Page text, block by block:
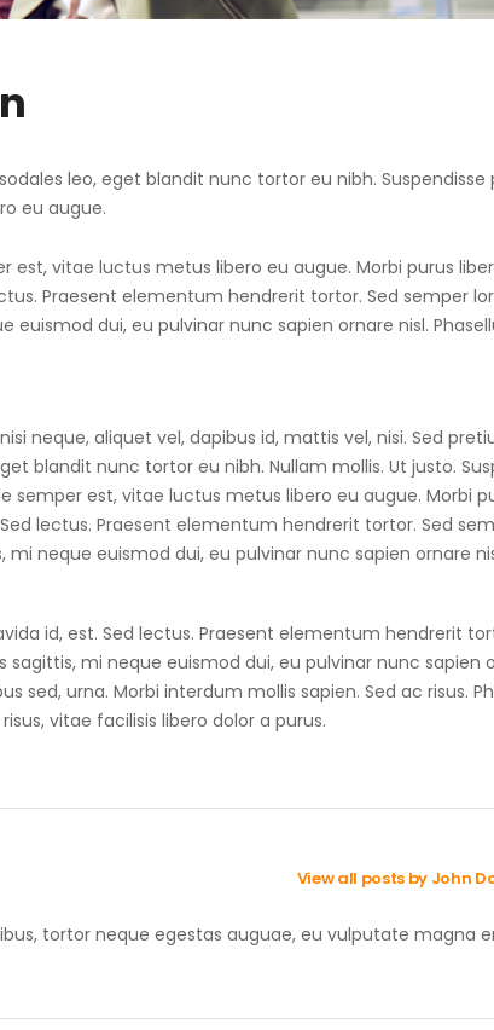
leo, eget blandit nunc tortor eu nibh. Suspendisse
eu augue.
vitae luctus metus libero eu augue. Morbi purus
Praesent elementum hendrerit tortor. Sed semper
euismod dui, eu pulvinar nunc sapien ornare nisl.
neque, aliquet vel, dapibus id, mattis vel, nisi. Sed
blandit nunc tortor eu nibh. Nullam mollis. Ut justo.
est, vitae luctus metus libero eu augue. Morbi
lectus. Praesent elementum hendrerit tortor. Sed
neque euismod dui, eu pulvinar nunc sapien ornare
id, est. Sed lectus. Praesent elementum hendrerit
mi neque euismod dui, eu pulvinar nunc sapien
sed, urna. Morbi interdum mollis sapien. Sed ac risus.
vitae facilisis libero dolor a purus.
View all posts by John
tortor neque egestas auguae, eu vulputate magna